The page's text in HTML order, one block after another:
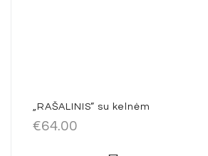
„RAŠALINIS” su kelnėm
€64.00